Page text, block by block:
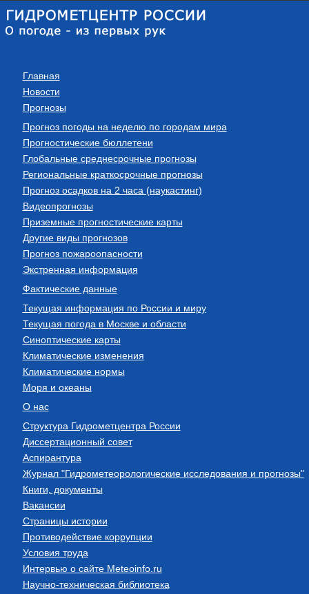
Главная
Новости
Прогнозы
Прогноз погоды на неделю по городам мира
Прогностические бюллетени
Глобальные среднесрочные прогнозы
Региональные краткосрочные прогнозы
Прогноз осадков на 2 часа (наукастинг)
Видеопрогнозы
Приземные прогностические карты
Другие виды прогнозов
Прогноз пожароопасности
Экстренная информация
Фактические данные
Текущая информация по России и миру
Текущая погода в Москве и области
Синоптические карты
Климатические изменения
Климатические нормы
Моря и океаны
О нас
Структура Гидрометцентра России
Диссертационный совет
Аспирантура
Журнал "Гидрометеорологические исследования и прогнозы"
Книги, документы
Вакансии
Страницы истории
Противодействие коррупции
Условия труда
Интервью о сайте Meteoinfo.ru
Научно-техническая библиотека